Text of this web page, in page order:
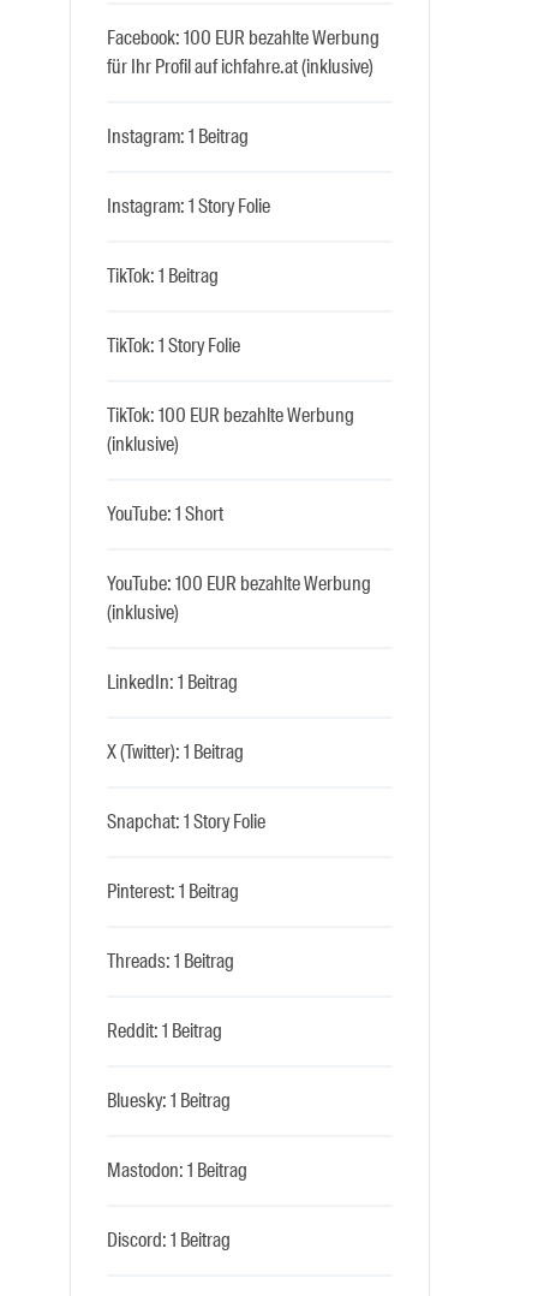
Facebook: 100 EUR bezahlte Werbung
für Ihr Profil auf ichfahre.at (inklusive)
Instagram: 1 Beitrag
Instagram: 1 Story Folie
TikTok: 1 Beitrag
TikTok: 1 Story Folie
TikTok: 100 EUR bezahlte Werbung
(inklusive)
YouTube: 1 Short
YouTube: 100 EUR bezahlte Werbung
(inklusive)
LinkedIn: 1 Beitrag
X (Twitter): 1 Beitrag
Snapchat: 1 Story Folie
Pinterest: 1 Beitrag
Threads: 1 Beitrag
Reddit: 1 Beitrag
Bluesky: 1 Beitrag
Mastodon: 1 Beitrag
Discord: 1 Beitrag